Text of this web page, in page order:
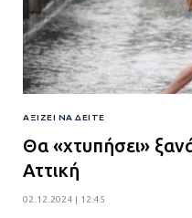
ΑΞΊΖΕΙ ΝΑ ΔΕΊΤΕ
Θα «χτυπήσει»
Αττική
02.12.2024 | 12:45